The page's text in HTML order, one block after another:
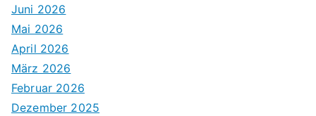
Juni 2026
Mai 2026
April 2026
März 2026
Februar 2026
Dezember 2025